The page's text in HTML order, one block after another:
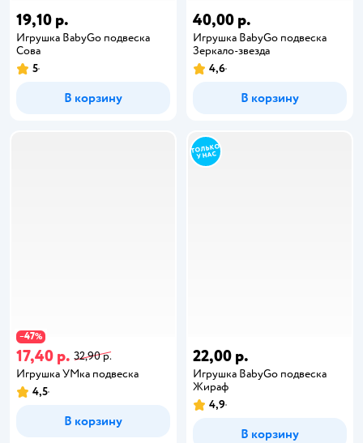
19,10 р.
Игрушка BabyGo подвеска
Сова
5
В корзину
40,00 р.
Игрушка BabyGo подвеска
Зеркало-звезда
4,6
В корзину
−47%
17,40 р. 32,90 р.
Игрушка УМка подвеска
4,5
В корзину
22,00 р.
Игрушка BabyGo подвеска
Жираф
4,9
В корзину